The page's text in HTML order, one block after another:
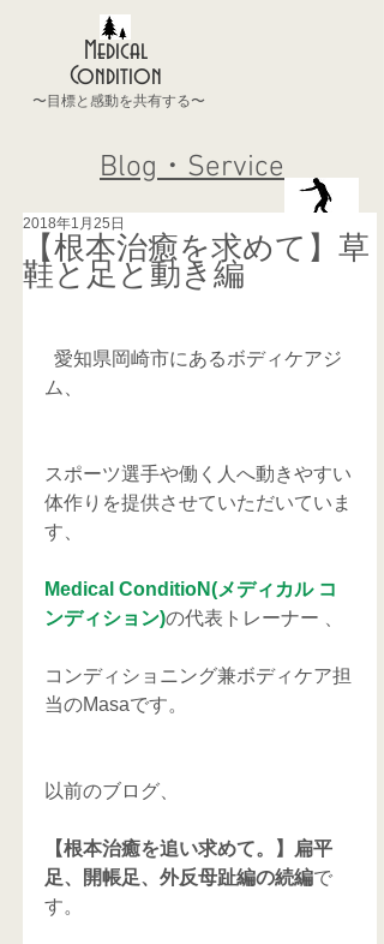
Medical
Condition
〜目標と感動を共有する〜
Blog・Service
【根本治癒を求めて】草
鞋と足と動き編
2018年1月25日
ム、
スポーツ選手や働く人へ動きやすい
体作りを提供させていただいていま
す、
Medical ConditioN(メディカル コ
ンディション)の代表トレーナー 、
コンディショニング兼ボディケア担
当のMasaです。
以前のブログ、
【根本治癒を追い求めて。】扁平
足、開帳足、外反母趾編の続編で
す。